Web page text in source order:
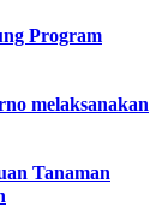
Program
melaksanakan
Tanaman